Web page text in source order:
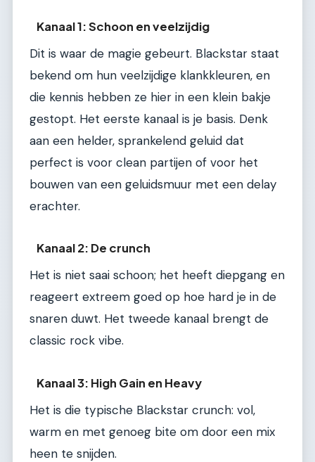
Kanaal 1: Schoon en veelzijdig
Dit is waar de magie gebeurt. Blackstar staat
bekend om hun veelzijdige klankkleuren, en
die kennis hebben ze hier in een klein bakje
gestopt. Het eerste kanaal is je basis. Denk
aan een helder, sprankelend geluid dat
perfect is voor clean partijen of voor het
bouwen van een geluidsmuur met een delay
erachter.
Kanaal 2: De crunch
Het is niet saai schoon; het heeft diepgang en
reageert extreem goed op hoe hard je in de
snaren duwt. Het tweede kanaal brengt de
classic rock vibe.
Kanaal 3: High Gain en Heavy
Het is die typische Blackstar crunch: vol,
warm en met genoeg bite om door een mix
heen te snijden.